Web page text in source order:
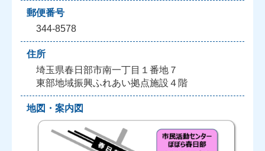
郵便番号
344-8578
住所
埼玉県春日部市南一丁目１番地７
東部地域振興ふれあい拠点施設４階
地図・案内図